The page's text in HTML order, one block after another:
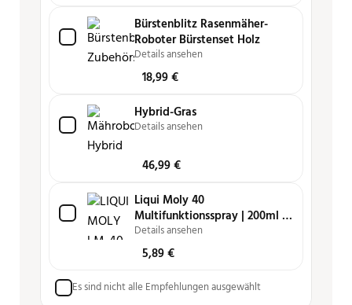
Bürstenblitz Rasenmäher-
Roboter Bürstenset Holz
Details ansehen
18,99€
Hybrid-Gras
Details ansehen
46,99€
Liqui Moly 40
Multifunktionsspray | 200ml |
Schmiert, reinigt, löst, schützt
und pflegt
Details ansehen
5,89€
Es sind nicht alle Empfehlungen ausgewählt